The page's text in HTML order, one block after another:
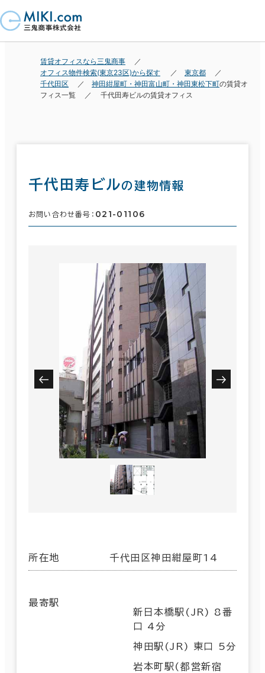
賃貸オフィスなら三鬼商事
オフィス物件検索(東京23区)から探す
東京都
千代田区
神田紺屋町・神田富山町・神田東松下町の賃貸オ
フィス一覧
千代田寿ビルの賃貸オフィス
千代田寿ビルの建物情報
お問い合わせ番号： 021-01106
所在地 千代田区神田紺屋町14
最寄駅
新日本橋駅(JR) 8番
口 4分
神田駅(JR) 東口 5分
岩本町駅(都営新宿